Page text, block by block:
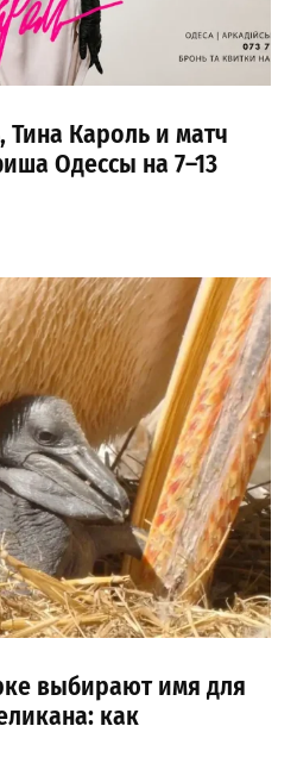
Кароль и матч
Одессы на 7–13
выбирают имя для
как